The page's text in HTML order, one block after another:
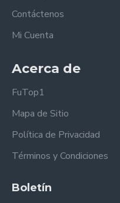
Contáctenos
Mi Cuenta
Acerca de
FuTop1
Mapa de Sitio
Política de Privacidad
Términos y Condiciones
Boletín